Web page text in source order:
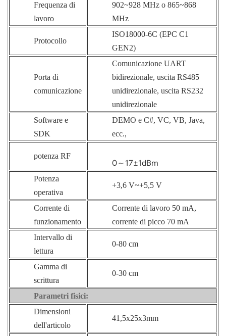
Frequenza di
lavoro
902~928 MHz o 865~868
MHz
Protocollo
ISO18000-6C (EPC C1
GEN2)
Porta di
comunicazione
Comunicazione UART
bidirezionale, uscita RS485
unidirezionale, uscita RS232
unidirezionale
Software e
SDK
DEMO e C#, VC, VB, Java,
ecc.,
potenza RF
0～17±1dBm
Potenza
operativa
+3,6 V~+5,5 V
Corrente di
funzionamento
Corrente di lavoro 50 mA,
corrente di picco 70 mA
Intervallo di
lettura
0-80 cm
Gamma di
scrittura
0-30 cm
Parametri fisici:
Dimensioni
dell'articolo
41,5x25x3mm